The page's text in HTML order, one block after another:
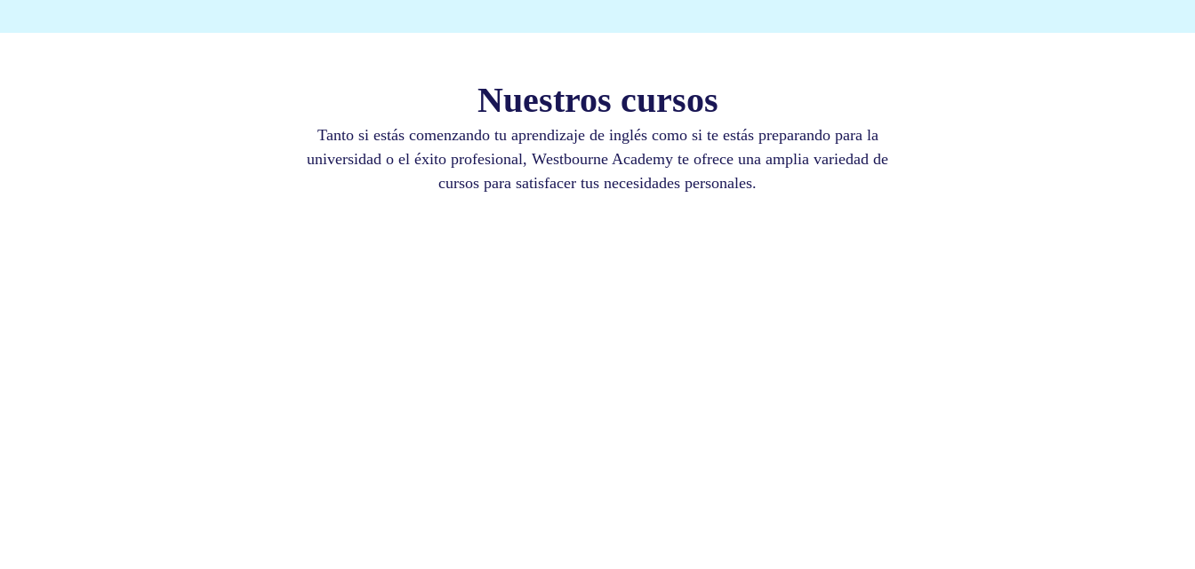
Nuestros cursos
Tanto si estás comenzando tu aprendizaje de inglés como si te estás preparando para la
universidad o el éxito profesional, Westbourne Academy te ofrece una amplia variedad de
cursos para satisfacer tus necesidades personales.